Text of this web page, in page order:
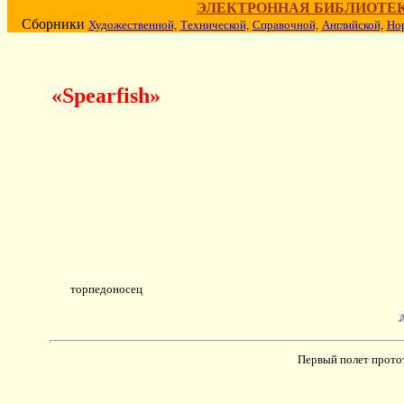
ЭЛЕКТРОННАЯ
Сборники Художественной, Технической, Справочной, Английской,
«Spearfish»
торпедоносец
Первый полет